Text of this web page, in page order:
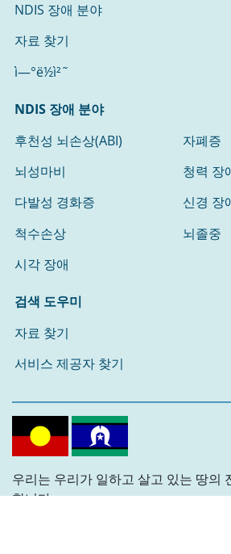
NDIS 장애 분야
자료 찾기
ì—°ë½ì²˜
NDIS 장애 분야
후천성 뇌손상(ABI)
자폐증
뇌성마비
청력 장
다발성 경화증
신경 장
척수손상
뇌졸중
시각 장애
검색 도우미
자료 찾기
서비스 제공자 찾기
우리는 우리가 일하고 살고 있는 땅의
합니다.